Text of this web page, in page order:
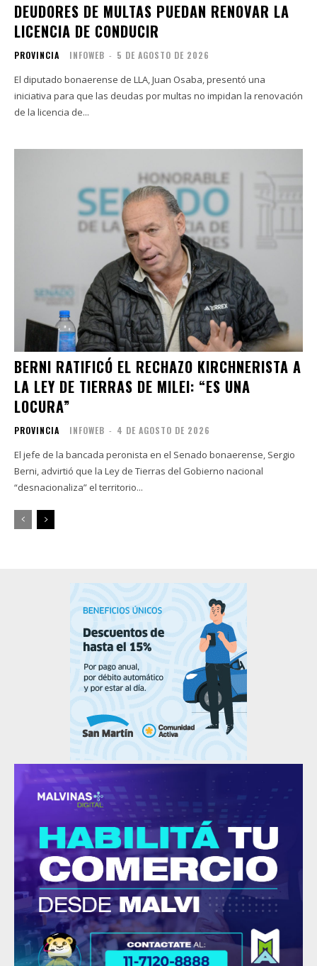
DEUDORES DE MULTAS PUEDAN RENOVAR LA
LICENCIA DE CONDUCIR
PROVINCIA INFOWEB - 5 DE AGOSTO DE 2026
El diputado bonaerense de LLA, Juan Osaba, presentó una
iniciativa para que las deudas por multas no impidan la renovación
de la licencia de...
BERNI RATIFICÓ EL RECHAZO KIRCHNERISTA A
LA LEY DE TIERRAS DE MILEI: “ES UNA
LOCURA”
PROVINCIA INFOWEB - 4 DE AGOSTO DE 2026
El jefe de la bancada peronista en el Senado bonaerense, Sergio
Berni, advirtió que la Ley de Tierras del Gobierno nacional
“desnacionaliza” el territorio...